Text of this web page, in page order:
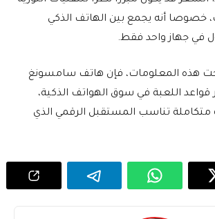
خصوصا أنه يجمع بين الهاتف الذكي
في جهاز واحد فقط.
هذه المعلومات، فإن هاتف سامسونغ
قواعد اللعبة في سوق الهواتف الذكية،
متكاملة تناسب المستقبل الرقمي الذي